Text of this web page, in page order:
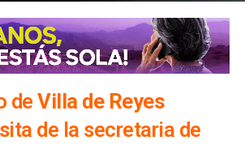
deVilla de Reyes
de la secretaria de